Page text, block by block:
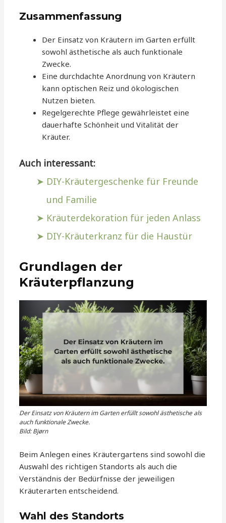
Zusammenfassung
Der Einsatz von Kräutern im Garten erfüllt
sowohl ästhetische als auch funktionale
Zwecke.
Eine durchdachte Anordnung von Kräutern
kann optischen Reiz und ökologischen
Nutzen bieten.
Regelgerechte Pflege gewährleistet eine
dauerhafte Schönheit und Vitalität der
Kräuter.
Auch interessant:
DIY-Kräutergeschenke für Freunde
und Familie
Kräuterdekoration für jeden Anlass
DIY-Kräuterkranz für die Haustür
Grundlagen der
Kräuterpflanzung
Der Einsatz von Kräutern im Garten erfüllt sowohl ästhetische als
auch funktionale Zwecke.
Bild: Bjørn
Beim Anlegen eines Kräutergartens sind sowohl die
Auswahl des richtigen Standorts als auch die
Verständnis der Bedürfnisse der jeweiligen
Kräuterarten entscheidend.
Wahl des Standorts